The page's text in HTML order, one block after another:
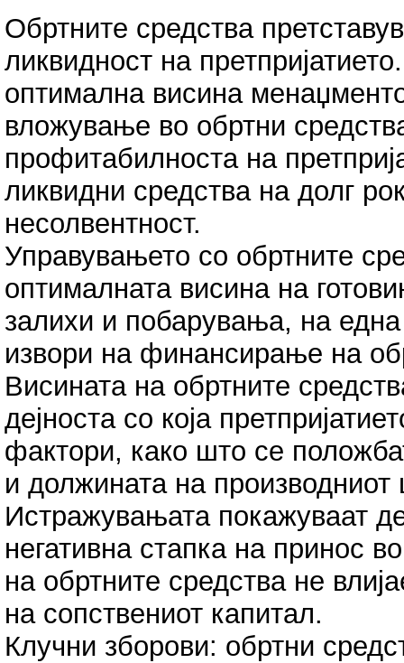
Обртните средства
ликвидност на
оптимална висина
вложување во обртни
профитабилноста на
ликвидни средства на долг
несолвентност.
Управувањето со обртните
оптималната висина на
залихи и побарувања, на
извори на финансирање на
Висината на обртните
дејноста со која
фактори, како што се
и должината на производниот
Истражувањата покажуваат
негативна стапка на принос
на обртните средства не
на сопствениот капитал.
Клучни зборови: обртни